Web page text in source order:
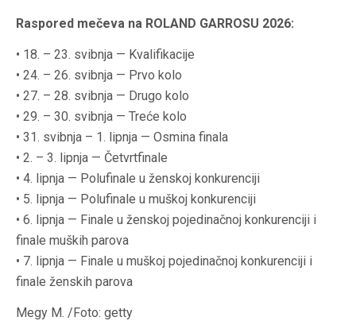
Raspored mečeva na ROLAND GARROSU 2026:
• 18. – 23. svibnja — Kvalifikacije
• 24. – 26. svibnja — Prvo kolo
• 27. – 28. svibnja — Drugo kolo
• 29. – 30. svibnja — Treće kolo
• 31. svibnja – 1. lipnja — Osmina finala
• 2. – 3. lipnja — Četvrtfinale
• 4. lipnja — Polufinale u ženskoj konkurenciji
• 5. lipnja — Polufinale u muškoj konkurenciji
• 6. lipnja — Finale u ženskoj pojedinačnoj konkurenciji i
finale muških parova
• 7. lipnja — Finale u muškoj pojedinačnoj konkurenciji i
finale ženskih parova
Megy M. /Foto: getty